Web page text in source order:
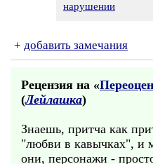
нарушении
+ добавить замечания
Рецензия на «
(Лейлашка)
Знаешь, притча как
"любви в кавычках", и
они, персонажи -